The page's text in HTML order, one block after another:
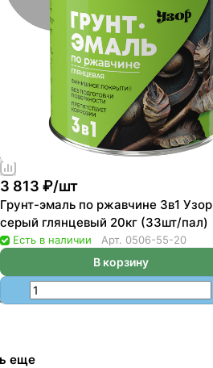
3 813 ₽/шт
Грунт-эмаль по ржавчине 3в1 Узор
серый глянцевый 20кг (33шт/пал)
Есть в наличии Арт. 0506-55-20
В корзину
еще